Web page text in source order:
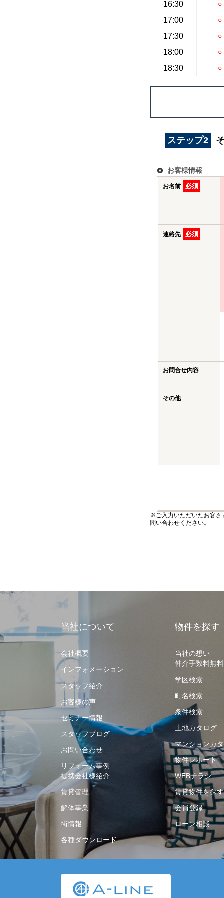
16:30
17:00
17:30
18:00
18:30
○
○
○
○
○
ステップ2
お客様情報
お名前 必須
連絡先 必須
お問合せ内容
その他
※ご入力いただいたお客さ
問い合わせください。
当社について
会社概要
インフォメーション
スタッフ紹介
お客様の声
セミナー情報
スタッフブログ
お問い合わせ
リフォーム事例
提携会社様紹介
賃貸管理
解体事業
街情報
各種ダウンロード
物件を探す
当社の想い
仲介手数料無
学区検索
町名検索
条件検索
土地カタログ
マンションカ
物件レポート
WEBチラシ
賃貸物件を探す
会員登録
ローン相談